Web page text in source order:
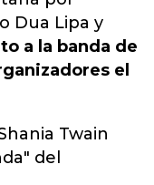
Dua Lipa y
a la banda de
el
Twain
del